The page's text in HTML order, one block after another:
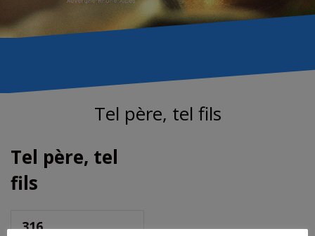
Tel père, tel fils
Tel père, tel
fils
316